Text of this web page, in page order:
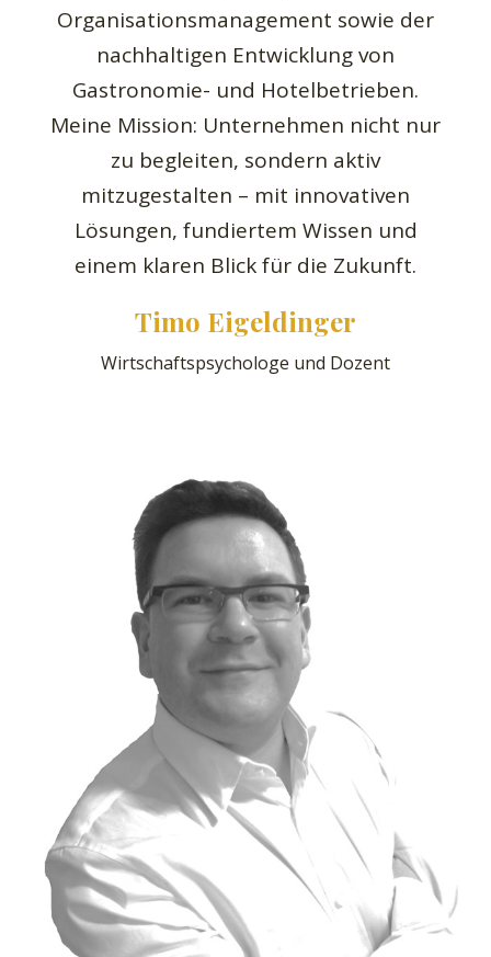
Organisationsmanagement sowie der
nachhaltigen Entwicklung von
Gastronomie- und Hotelbetrieben.
Meine Mission: Unternehmen nicht nur
zu begleiten, sondern aktiv
mitzugestalten – mit innovativen
Lösungen, fundiertem Wissen und
einem klaren Blick für die Zukunft.
Timo Eigeldinger
Wirtschaftspsychologe und Dozent